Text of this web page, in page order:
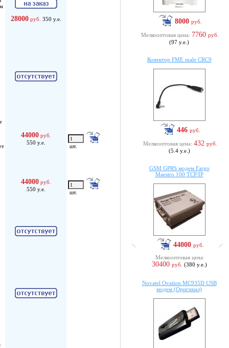
28000 руб. 350 у.е.
44000 руб.
550 у.е.
шт.
44000 руб.
550 у.е.
шт.
8000 руб.
Мелкооптовая цена: 7760 руб.
(97 у.е.)
Конектор FME male CRC9
446 руб.
Мелкооптовая цена: 432 руб.
(5.4 у.е.)
GSM GPRS модем Fargo
Maestro 100 TCP/IP
44000 руб.
Мелкооптовая цена:
30400 руб. (380 у.е.)
Novatel Ovation MC935D USB
модем (Оригинал)